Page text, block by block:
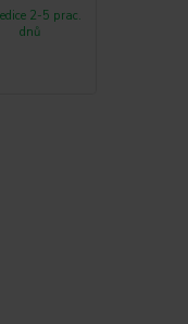
2-5 prac.
dnů